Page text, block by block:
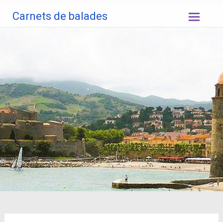
contenu
Carnets de balades